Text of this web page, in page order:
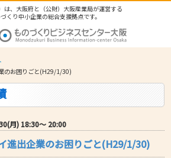
は、大阪府と（公財）大阪産業局が運営する
くり中小企業の総合支援拠点です。
のお困りごと(H29/1/30)
月) 18:30〜 20:00
進出企業のお困りごと(H29/1/30)